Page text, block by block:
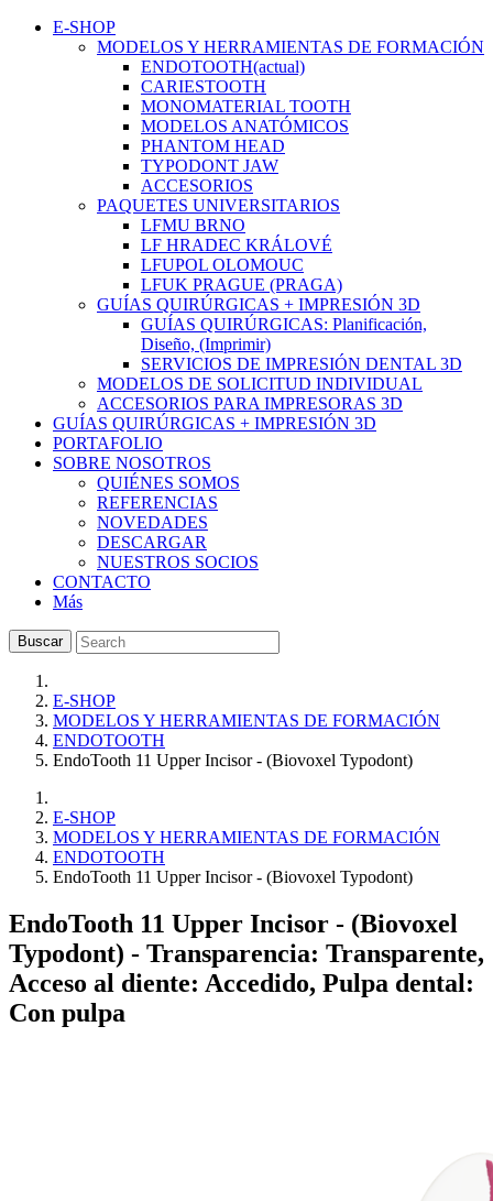
E-SHOP
MODELOS Y HERRAMIENTAS DE FORMACIÓN
ENDOTOOTH(actual)
CARIESTOOTH
MONOMATERIAL TOOTH
MODELOS ANATÓMICOS
PHANTOM HEAD
TYPODONT JAW
ACCESORIOS
PAQUETES UNIVERSITARIOS
LFMU BRNO
LF HRADEC KRÁLOVÉ
LFUPOL OLOMOUC
LFUK PRAGUE (PRAGA)
GUÍAS QUIRÚRGICAS + IMPRESIÓN 3D
GUÍAS QUIRÚRGICAS: Planificación,
Diseño, (Imprimir)
SERVICIOS DE IMPRESIÓN DENTAL 3D
MODELOS DE SOLICITUD INDIVIDUAL
ACCESORIOS PARA IMPRESORAS 3D
GUÍAS QUIRÚRGICAS + IMPRESIÓN 3D
PORTAFOLIO
SOBRE NOSOTROS
QUIÉNES SOMOS
REFERENCIAS
NOVEDADES
DESCARGAR
NUESTROS SOCIOS
CONTACTO
Más
Buscar
E-SHOP
MODELOS Y HERRAMIENTAS DE FORMACIÓN
ENDOTOOTH
EndoTooth 11 Upper Incisor - (Biovoxel Typodont)
E-SHOP
MODELOS Y HERRAMIENTAS DE FORMACIÓN
ENDOTOOTH
EndoTooth 11 Upper Incisor - (Biovoxel Typodont)
EndoTooth 11 Upper Incisor - (Biovoxel
Typodont) - Transparencia: Transparente,
Acceso al diente: Accedido, Pulpa dental:
Con pulpa